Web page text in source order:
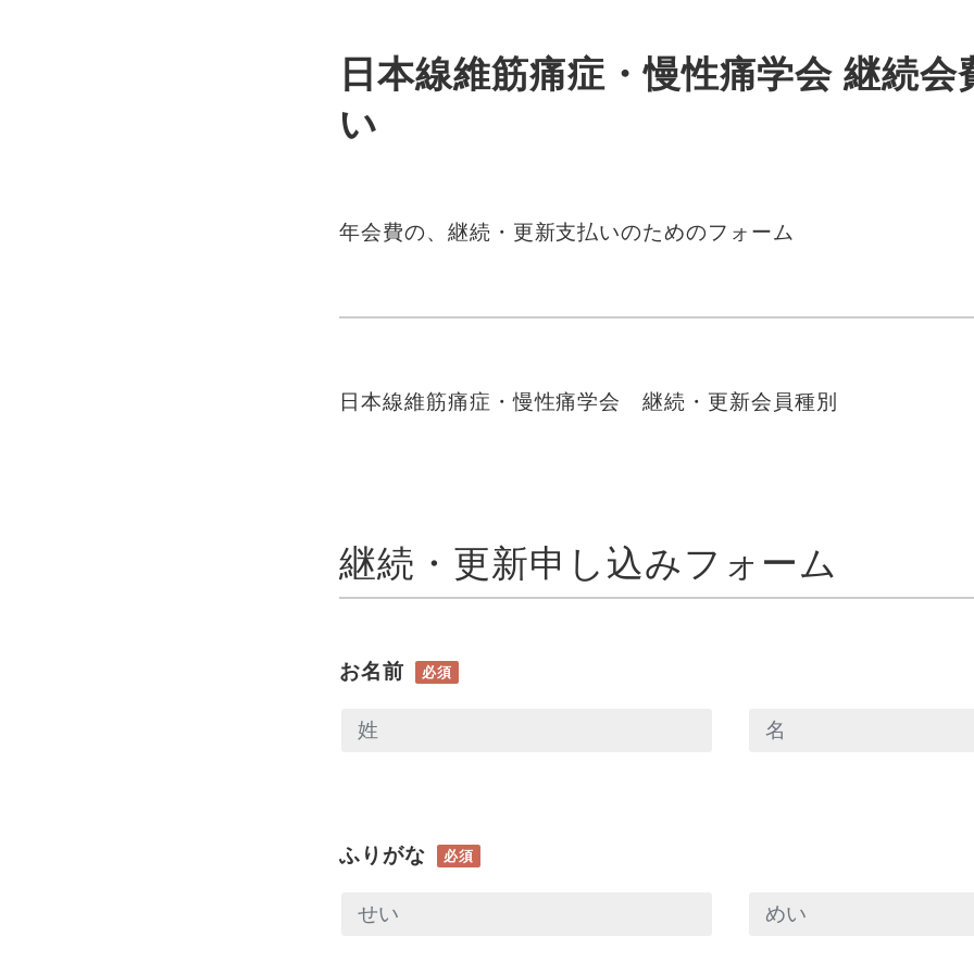
日本線維筋痛症・慢性痛学会 継続会
い
年会費の、継続・更新支払いのためのフォーム
日本線維筋痛症・慢性痛学会 継続・更新会員種別
継続・更新申し込みフォーム
お名前 必須
ふりがな 必須